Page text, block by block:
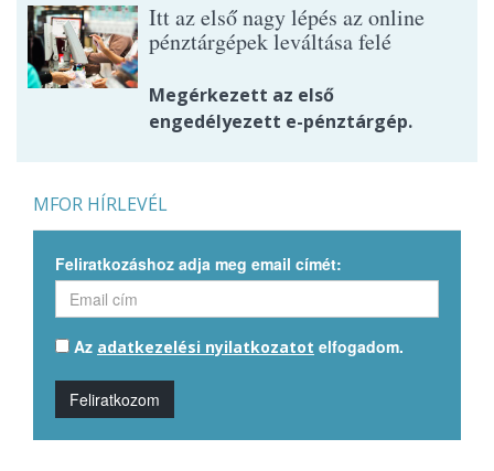
Itt az első nagy lépés az online
pénztárgépek leváltása felé
Megérkezett az első
engedélyezett e-pénztárgép.
MFOR HÍRLEVÉL
Feliratkozáshoz adja meg email címét:
Az adatkezelési nyilatkozatot elfogadom.
Feliratkozom